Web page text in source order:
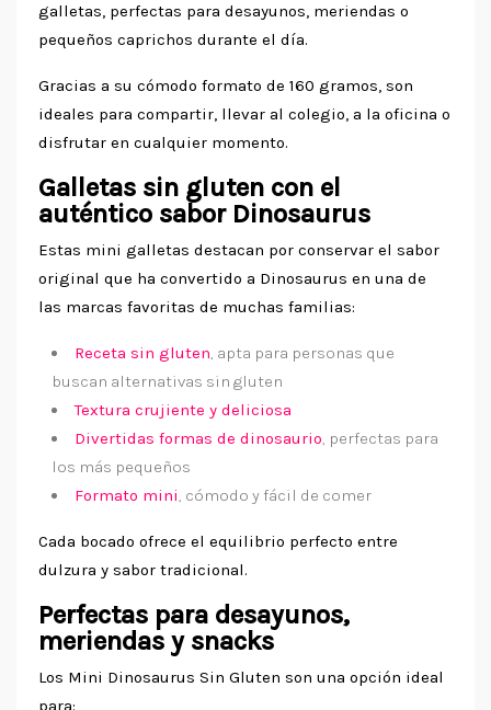
galletas, perfectas para desayunos, meriendas o
pequeños caprichos durante el día.
Gracias a su cómodo formato de 160 gramos, son
ideales para compartir, llevar al colegio, a la oficina o
disfrutar en cualquier momento.
Galletas sin gluten con el
auténtico sabor Dinosaurus
Estas mini galletas destacan por conservar el sabor
original que ha convertido a Dinosaurus en una de
las marcas favoritas de muchas familias:
Receta sin gluten, apta para personas que
buscan alternativas sin gluten
Textura crujiente y deliciosa
Divertidas formas de dinosaurio, perfectas para
los más pequeños
Formato mini, cómodo y fácil de comer
Cada bocado ofrece el equilibrio perfecto entre
dulzura y sabor tradicional.
Perfectas para desayunos,
meriendas y snacks
Los Mini Dinosaurus Sin Gluten son una opción ideal
para: